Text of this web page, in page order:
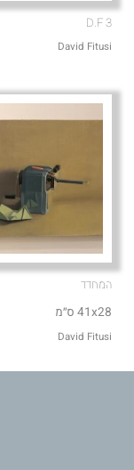
D.F 3
David Fitusi
המחדד
41x28 ס״מ
David Fitusi